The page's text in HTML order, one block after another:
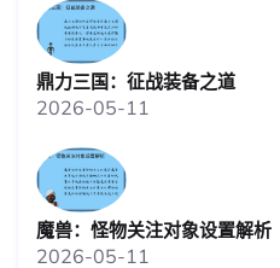
鼎力三国：征战装备之道
2026-05-11
魔兽：怪物关注对象设置解析
2026-05-11